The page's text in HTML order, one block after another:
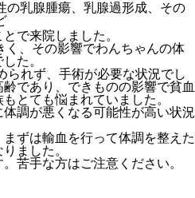
の乳腺腫瘍、乳腺過形成、その
で来院しました。
く、その影響でわんちゃんの体
た。
られず、手術が必要な状況でし
であり、できものの影響で貧血
とても悩まれていました。
調が悪くなる可能性が高い状況
ずは輸血を行って体調を整えた
ました。
苦手な方はご注意ください。